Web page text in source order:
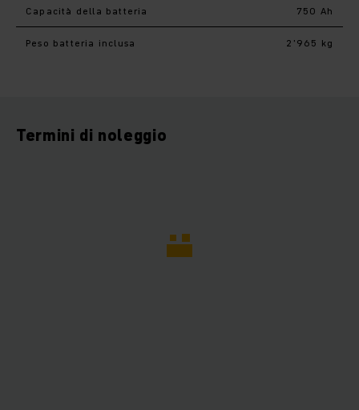
Capacità della batteria 750 Ah
Peso batteria inclusa 2’965 kg
Termini di noleggio